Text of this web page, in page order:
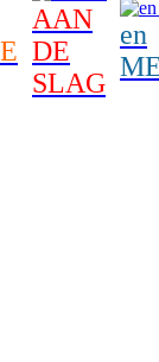
AAN
DE
SLAG
en